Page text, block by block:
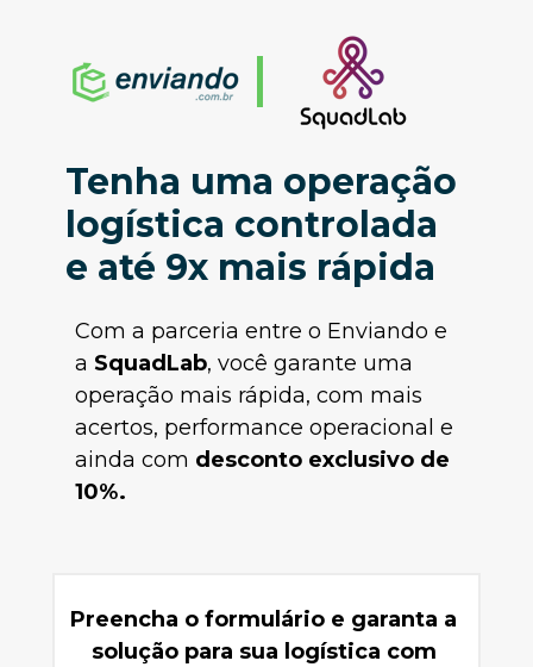
Preencha o formulário e garanta a
solução para sua logística com
Tenha uma operação
logística controlada
e até 9x mais rápida
Com a parceria entre o Enviando e
a SquadLab, você garante uma
operação mais rápida, com mais
acertos, performance operacional e
ainda com desconto exclusivo de
10%.